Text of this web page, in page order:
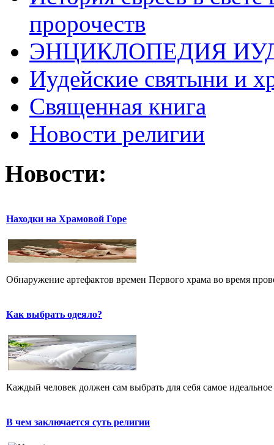
пророчеств
ЭНЦИКЛОПЕДИЯ
Иудейские святыни и
Священная книга
Новости религии
Новости:
Находки на Храмовой Горе
Обнаружение артефактов времен Первого храма во время
Как выбрать одеяло?
Каждый человек должен сам выбрать для себя самое
В чем заключается суть религии